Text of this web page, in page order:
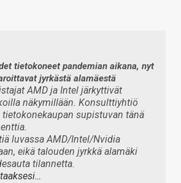
tietokoneet pandemian aikana, nyt
jyrkästä alamäestä
AMD ja Intel järkyttivät
näkymillään. Konsulttiyhtiö
supistuvan tänä
luvassa AMD/Intel/Nvidia
eikä talouden jyrkkä alamäki
tilannetta.